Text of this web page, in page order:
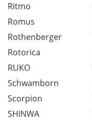
Ritmo
Romus
Rothenberger
Rotorica
RUKO
Schwamborn
Scorpion
SHINWA